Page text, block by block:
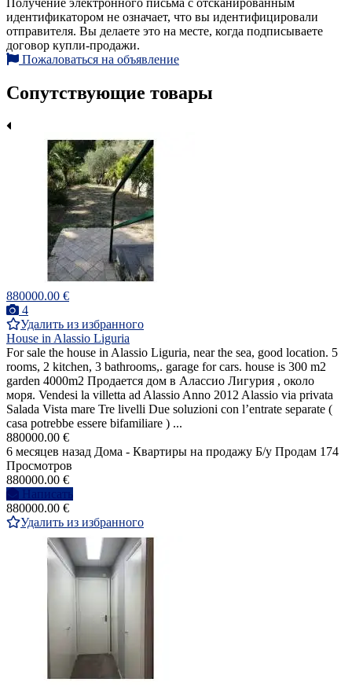
Получение электронного письма с отсканированным
идентификатором не означает, что вы идентифицировали
отправителя. Вы делаете это на месте, когда подписываете
договор купли-продажи.
Пожаловаться на объявление
Сопутствующие товары
880000.00 €
4
Удалить из избранного
House in Alassio Liguria
For sale the house in Alassio Liguria, near the sea, good location. 5
rooms, 2 kitchen, 3 bathrooms,. garage for cars. house is 300 m2
garden 4000m2 Продается дом в Алассио Лигурия , около
моря. Vendesi la villetta ad Alassio Anno 2012 Alassio via privata
Salada Vista mare Tre livelli Due soluzioni con l’entrate separate (
casa potrebbe essere bifamiliare ) ...
880000.00 €
6 месяцев назад Дома - Квартиры на продажу Б/у Продам 174
Просмотров
880000.00 €
Написать
880000.00 €
Удалить из избранного